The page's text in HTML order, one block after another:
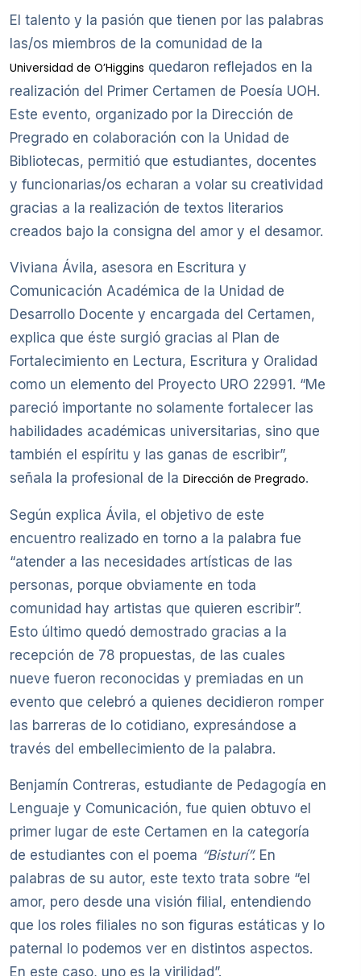
El talento y la pasión que tienen por las palabras
las/os miembros de la comunidad de la
Universidad de O’Higgins quedaron reflejados en la
realización del Primer Certamen de Poesía UOH.
Este evento, organizado por la Dirección de
Pregrado en colaboración con la Unidad de
Bibliotecas, permitió que estudiantes, docentes
y funcionarias/os echaran a volar su creatividad
gracias a la realización de textos literarios
creados bajo la consigna del amor y el desamor.
Viviana Ávila, asesora en Escritura y
Comunicación Académica de la Unidad de
Desarrollo Docente y encargada del Certamen,
explica que éste surgió gracias al Plan de
Fortalecimiento en Lectura, Escritura y Oralidad
como un elemento del Proyecto URO 22991. “Me
pareció importante no solamente fortalecer las
habilidades académicas universitarias, sino que
también el espíritu y las ganas de escribir”,
señala la profesional de la Dirección de Pregrado.
Según explica Ávila, el objetivo de este
encuentro realizado en torno a la palabra fue
“atender a las necesidades artísticas de las
personas, porque obviamente en toda
comunidad hay artistas que quieren escribir”.
Esto último quedó demostrado gracias a la
recepción de 78 propuestas, de las cuales
nueve fueron reconocidas y premiadas en un
evento que celebró a quienes decidieron romper
las barreras de lo cotidiano, expresándose a
través del embellecimiento de la palabra.
Benjamín Contreras, estudiante de Pedagogía en
Lenguaje y Comunicación, fue quien obtuvo el
primer lugar de este Certamen en la categoría
de estudiantes con el poema “Bisturí”. En
palabras de su autor, este texto trata sobre “el
amor, pero desde una visión filial, entendiendo
que los roles filiales no son figuras estáticas y lo
paternal lo podemos ver en distintos aspectos.
En este caso, uno es la virilidad”.